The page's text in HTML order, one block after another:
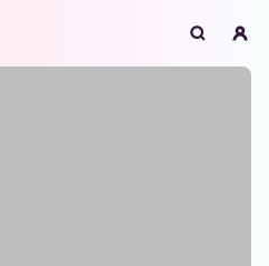
niet ondersteund